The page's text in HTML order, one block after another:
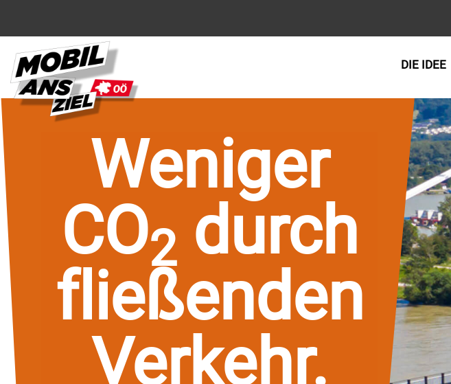
DIE IDEE
Weniger
CO2 durch
fließenden
Verkehr.